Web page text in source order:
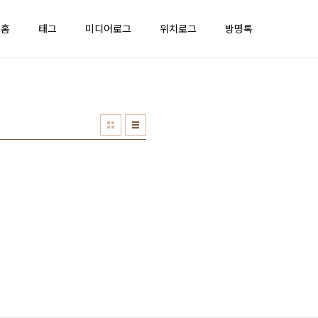
홈 태그 미디어로그 위치로그 방명록